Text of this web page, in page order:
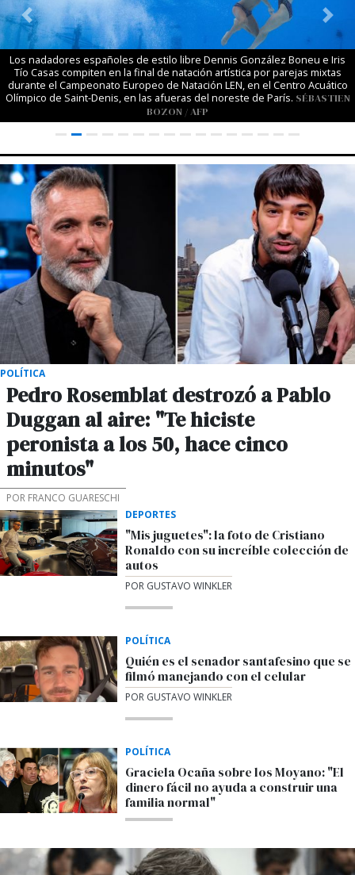
Los nadadores españoles de estilo libre Dennis González Boneu e Iris
Tío Casas compiten en la final de natación artística por parejas mixtas
durante el Campeonato Europeo de Natación LEN, en el Centro Acuático
Olímpico de Saint-Denis, en las afueras del noreste de París. SÉBASTIEN
BOZON / AFP
Previous Next
POLÍTICA
Pedro Rosemblat destrozó a Pablo
Duggan al aire: "Te hiciste
peronista a los 50, hace cinco
minutos"
POR FRANCO GUARESCHI
DEPORTES
"Mis juguetes": la foto de Cristiano
Ronaldo con su increíble colección de
autos
POR GUSTAVO WINKLER
POLÍTICA
Quién es el senador santafesino que se
filmó manejando con el celular
POR GUSTAVO WINKLER
POLÍTICA
Graciela Ocaña sobre los Moyano: "El
dinero fácil no ayuda a construir una
familia normal"